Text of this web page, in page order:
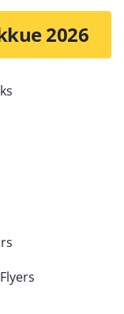
2026